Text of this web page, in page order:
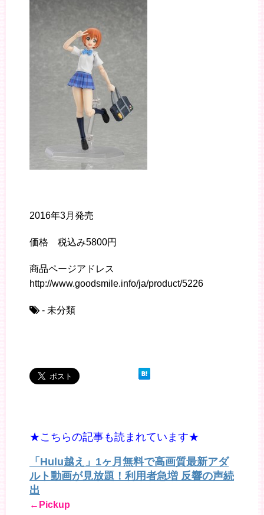
2016年3月発売
価格 税込み5800円
商品ページアドレス
http://www.goodsmile.info/ja/product/5226
- 未分類
★こちらの記事も読まれています★
「Hulu越え」1ヶ月無料で高画質最新アダ
ルト動画が見放題！利用者急増 反響の声続
出
←Pickup